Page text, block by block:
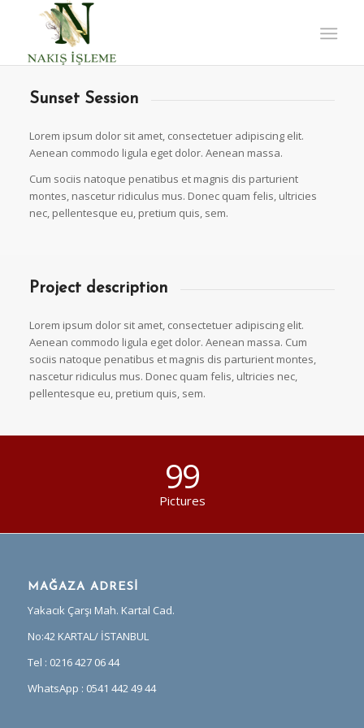
Sunset Session
Lorem ipsum dolor sit amet, consectetuer adipiscing elit.
Aenean commodo ligula eget dolor. Aenean massa.
Cum sociis natoque penatibus et magnis dis parturient
montes, nascetur ridiculus mus. Donec quam felis, ultricies
nec, pellentesque eu, pretium quis, sem.
Project description
Lorem ipsum dolor sit amet, consectetuer adipiscing elit.
Aenean commodo ligula eget dolor. Aenean massa. Cum
sociis natoque penatibus et magnis dis parturient montes,
nascetur ridiculus mus. Donec quam felis, ultricies nec,
pellentesque eu, pretium quis, sem.
99
Pictures
MAĞAZA ADRESİ
Yakacık Çarşı Mah. Kartal Cad.
No:42 KARTAL/ İSTANBUL
Tel : 0216 427 06 44
WhatsApp : 0541 442 49 44